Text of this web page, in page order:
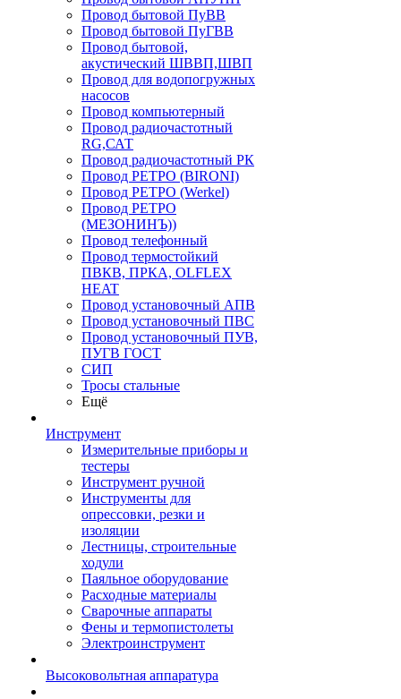
Провод бытовой ПуВВ
Провод бытовой ПуГВВ
Провод бытовой,
акустический ШВВП,ШВП
Провод для водопогружных
насосов
Провод компьютерный
Провод радиочастотный
RG,САТ
Провод радиочастотный РК
Провод РЕТРО (BIRONI)
Провод РЕТРО (Werkel)
Провод РЕТРО
(МЕЗОНИНЪ))
Провод телефонный
Провод термостойкий
ПВКВ, ПРКА, OLFLEX
HEAT
Провод установочный АПВ
Провод установочный ПВС
Провод установочный ПУВ,
ПУГВ ГОСТ
СИП
Тросы стальные
Ещё
Инструмент
Измерительные приборы и
тестеры
Инструмент ручной
Инструменты для
опрессовки, резки и
изоляции
Лестницы, строительные
ходули
Паяльное оборудование
Расходные материалы
Сварочные аппараты
Фены и термопистолеты
Электроинструмент
Высоковольтная аппаратура